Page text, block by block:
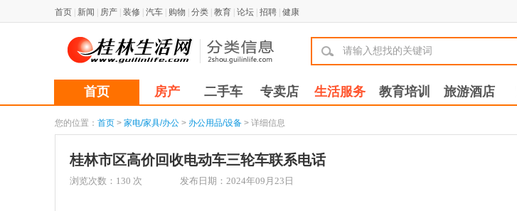
首页 新闻 房产 装修 汽车 购物 分类 教育 论坛 招聘 健康
首页 房产 二手车 专卖店 生活服务 教育培训 旅游酒店
您的位置： 首页 > 家电/家具/办公 > 办公用品/设备 > 详细信息
桂林市区高价回收电动车三轮车联系电话
浏览次数： 130 次 发布日期：2024年09月23日